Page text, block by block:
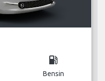
local_gas_station
Bensin